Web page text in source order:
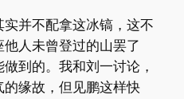
并不配拿这冰镐，这不
人未曾登过的山罢了
到的。我和刘一讨论，
缘故，但见鹏这样快